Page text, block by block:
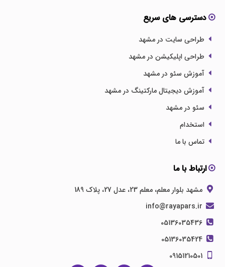
دسترسی های سریع
طراحی سایت در مشهد
طراحی اپلیکیشن در مشهد
آموزش سئو در مشهد
آموزش دیجیتال مارکتینگ در مشهد
سئو در مشهد
استخدام
تماس با ما
ارتباط با ما
مشهد بلوار معلم، معلم 23، عدل 27، پلاک 189
05136035436
05136035424
09151210501